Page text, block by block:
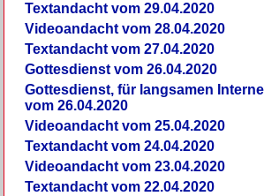
Textandacht vom 29.04.2020
Videoandacht vom 28.04.2020
Textandacht vom 27.04.2020
Gottesdienst vom 26.04.2020
Gottesdienst, für langsamen
vom 26.04.2020
Videoandacht vom 25.04.2020
Textandacht vom 24.04.2020
Videoandacht vom 23.04.2020
Textandacht vom 22.04.2020